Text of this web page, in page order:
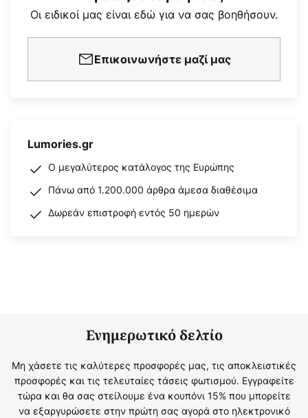
Οι ειδικοί μας είναι εδώ για να σας βοηθήσουν.
Επικοινωνήστε μαζί μας
Lumories.gr
Ο μεγαλύτερος κατάλογος της Ευρώπης
Πάνω από 1.200.000 άρθρα άμεσα διαθέσιμα
Δωρεάν επιστροφή εντός 50 ημερών
Ενημερωτικό δελτίο
Μη χάσετε τις καλύτερες προσφορές μας, τις αποκλειστικές
προσφορές και τις τελευταίες τάσεις φωτισμού. Εγγραφείτε
τώρα και θα σας στείλουμε ένα κουπόνι 15% που μπορείτε
να εξαργυρώσετε στην πρώτη σας αγορά στο ηλεκτρονικό